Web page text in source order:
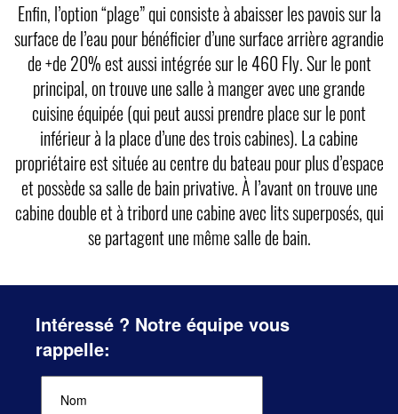
Enfin, l’option “plage” qui consiste à abaisser les pavois sur la
surface de l’eau pour bénéficier d’une surface arrière agrandie
de +de 20% est aussi intégrée sur le 460 Fly. Sur le pont
principal, on trouve une salle à manger avec une grande
cuisine équipée (qui peut aussi prendre place sur le pont
inférieur à la place d’une des trois cabines). La cabine
propriétaire est située au centre du bateau pour plus d’espace
et possède sa salle de bain privative. À l’avant on trouve une
cabine double et à tribord une cabine avec lits superposés, qui
se partagent une même salle de bain.
Intéressé ? Notre équipe vous
rappelle: